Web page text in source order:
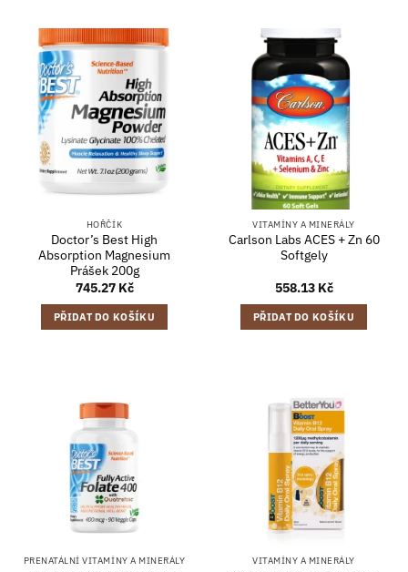
HOŘČÍK
Doctor’s Best High
Absorption Magnesium
Prášek 200g
745.27 Kč
PŘIDAT DO KOŠÍKU
VITAMÍNY A MINERÁLY
Carlson Labs ACES + Zn 60
Softgely
558.13 Kč
PŘIDAT DO KOŠÍKU
PRENATÁLNÍ VITAMÍNY A MINERÁLY VITAMÍNY A MINERÁLY